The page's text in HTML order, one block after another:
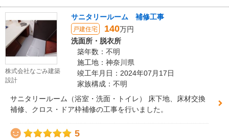
株式会社なごみ建築
設計
サニタリールーム 補修工事
戸建住宅 140万円
洗面所・脱衣所
築年数：不明
施工地：神奈川県
竣工年月日：2024年07月17日
家族構成：不明
サニタリールーム（浴室・洗面・トイレ） 床下地、床材交換
補修、クロス・ドア枠補修の工事を行いました。
5